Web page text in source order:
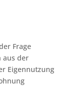
Frage
aus der
Eigennutzung